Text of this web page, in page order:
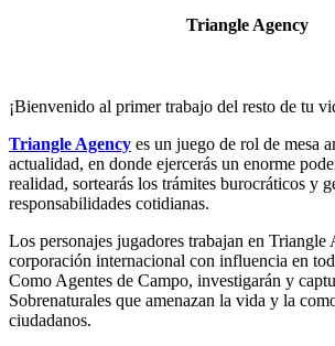
Triangle Agency
¡Bienvenido al primer trabajo del resto de tu
Triangle Agency es un juego de rol de mesa
actualidad, en donde ejercerás un enorme
realidad, sortearás los trámites burocráticos y
responsabilidades cotidianas.
Los personajes jugadores trabajan en Triangle
corporación internacional con influencia en
Como Agentes de Campo, investigarán y
Sobrenaturales que amenazan la vida y la
ciudadanos.